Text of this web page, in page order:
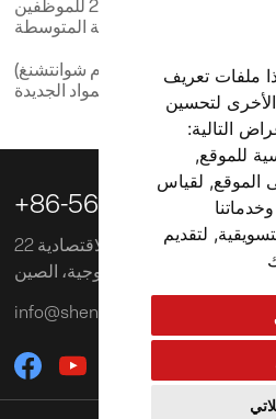
ملفات تعريف
الأخرى لتحسين
التالية:
للموقع,
الموقع, لقياس
, لتقديم
عقدت الشركة اجتماع تقييم الأداء لعام 2023 للموظفين
هيفي للتكنولوجيا (حرم شوانتشنغ)
+86-563-3039218
22 طريق تشوانجيه، منطقة شوانتشنغ للتنمية الاقتصادية
والتكنولوجية، الصين
info@shengxinglobal.com